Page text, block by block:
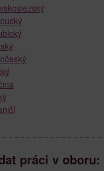
práci v oboru: